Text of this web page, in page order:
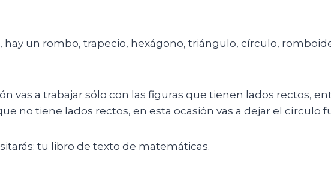
hay un rombo, trapecio, hexágono, triángulo, círculo,
vas a trabajar sólo con las figuras que tienen lados rectos,
no tiene lados rectos, en esta ocasión vas a dejar el círculo
tu libro de texto de matemáticas.